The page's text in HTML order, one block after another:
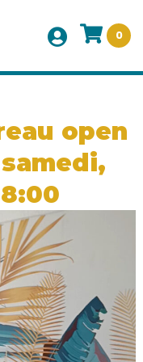
0
open